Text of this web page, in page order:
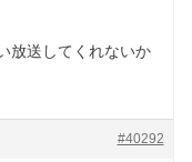
放送してくれないか
#40292